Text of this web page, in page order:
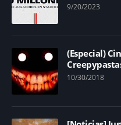
9/20/2023
(Especial)
10/30/2018